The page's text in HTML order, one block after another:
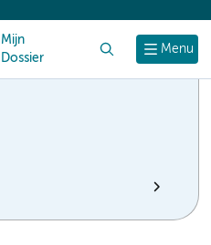
Menu
Mijn
Dossier